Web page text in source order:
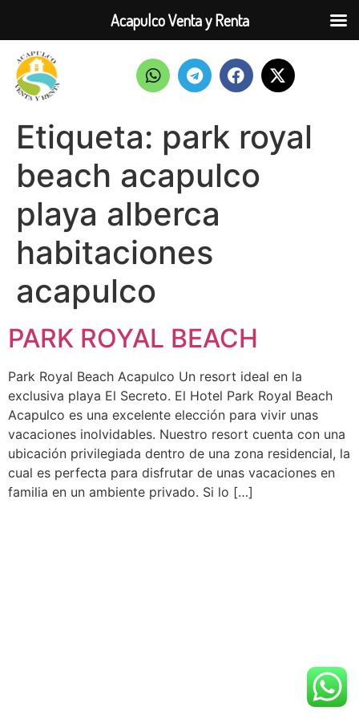
Etiqueta: park royal
beach acapulco
playa alberca
habitaciones
acapulco
PARK ROYAL BEACH
Park Royal Beach Acapulco Un resort ideal en la
exclusiva playa El Secreto. El Hotel Park Royal Beach
Acapulco es una excelente elección para vivir unas
vacaciones inolvidables. Nuestro resort cuenta con una
ubicación privilegiada dentro de una zona residencial, la
cual es perfecta para disfrutar de unas vacaciones en
familia en un ambiente privado. Si lo […]
Acapulco Venta y Renta